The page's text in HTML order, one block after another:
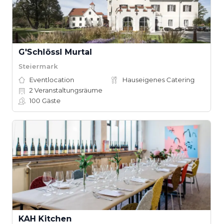
G'Schlössl Murtal
Steiermark
Eventlocation
Hauseigenes Catering
2 Veranstaltungsräume
100 Gäste
KAH Kitchen